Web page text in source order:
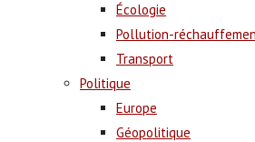
Écologie
Pollution-
Transport
Politique
Europe
Géopolitique